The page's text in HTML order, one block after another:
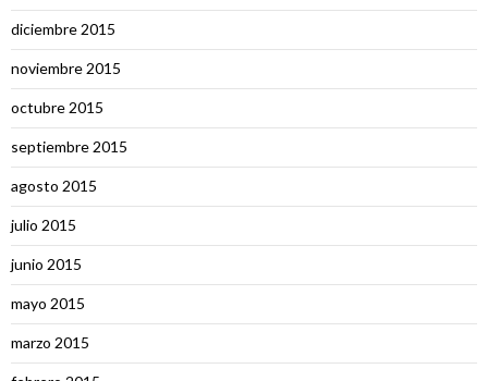
diciembre 2015
noviembre 2015
octubre 2015
septiembre 2015
agosto 2015
julio 2015
junio 2015
mayo 2015
marzo 2015